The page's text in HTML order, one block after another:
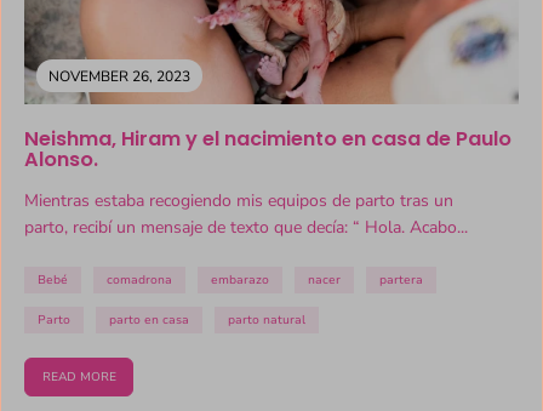
NOVEMBER 26, 2023
Neishma, Hiram y el nacimiento en casa de Paulo
Alonso.
Mientras estaba recogiendo mis equipos de parto tras un
parto, recibí un mensaje de texto que decía: “ Hola. Acabo...
Bebé comadrona embarazo nacer partera
Parto parto en casa parto natural
READ MORE